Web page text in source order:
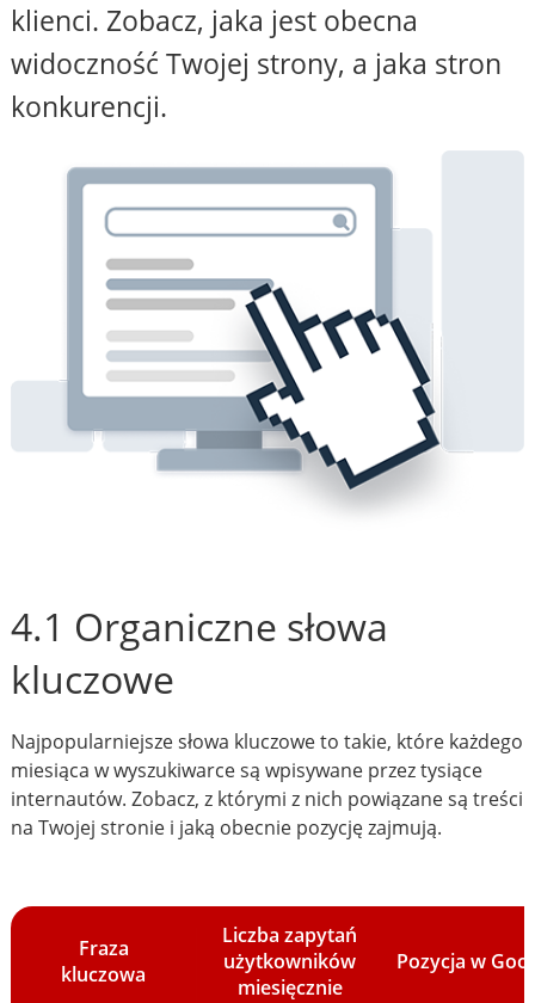
klienci. Zobacz, jaka jest obecna
widoczność Twojej strony, a jaka stron
konkurencji.
4.1 Organiczne słowa
kluczowe
Najpopularniejsze słowa kluczowe to takie, które każdego
miesiąca w wyszukiwarce są wpisywane przez tysiące
internautów. Zobacz, z którymi z nich powiązane są treści
na Twojej stronie i jaką obecnie pozycję zajmują.
Fraza
kluczowa
Liczba zapytań
użytkowników
miesięcznie
Pozycja w